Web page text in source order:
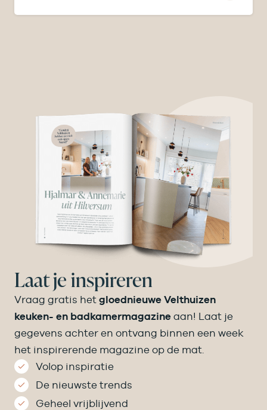
Laat je inspireren
Vraag gratis het gloednieuwe Velthuizen
keuken- en badkamermagazine aan! Laat je
gegevens achter en ontvang binnen een week
het inspirerende magazine op de mat.
Volop inspiratie
De nieuwste trends
Geheel vrijblijvend